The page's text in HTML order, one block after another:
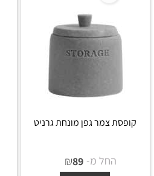
קופסת צמר גפן מונחת גרניט
החל מ- ₪89